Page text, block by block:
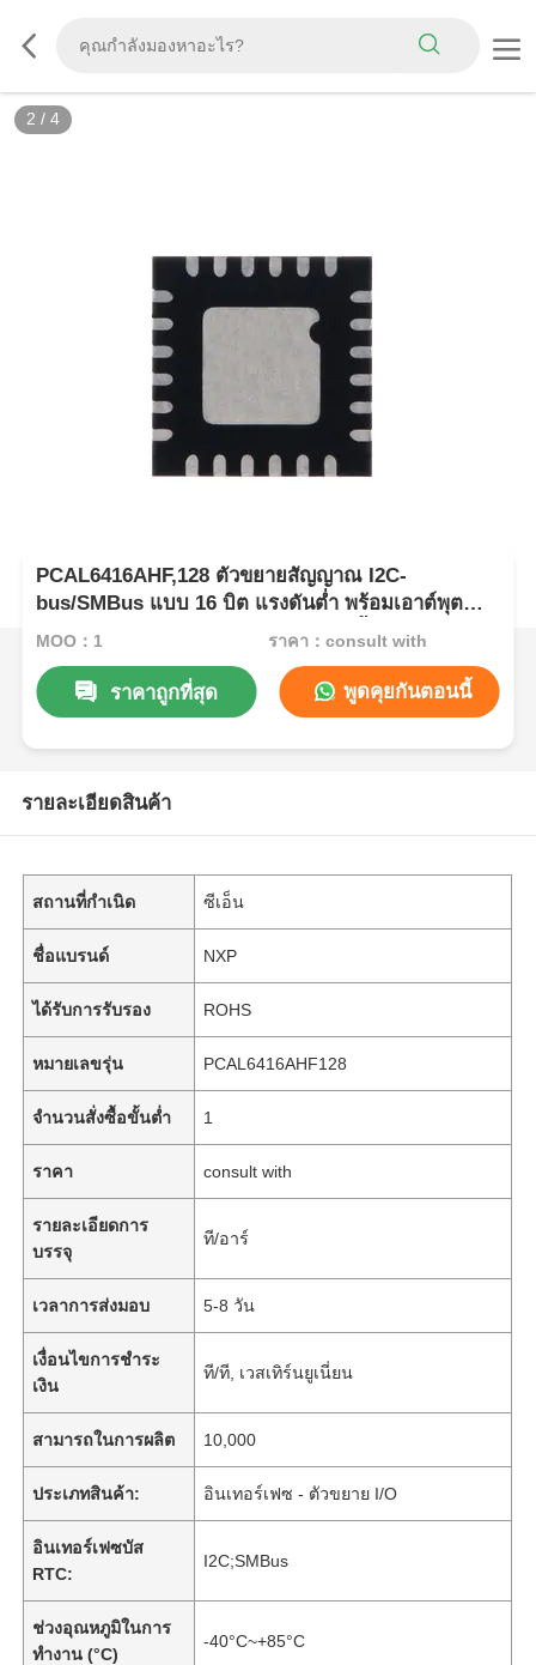
3 / 4
PCAL6416AHF,128 ตัวขยายสัญญาณ I2C-
bus/SMBus แบบ 16 บิต แรงดันต่ำ พร้อมเอาต์พุต
Interrupt, Reset และ Register การตั้งค่า
MOQ：1 ราคา：consult with
ราคาถูกที่สุด พูดคุยกันตอนนี้
รายละเอียดสินค้า
สถานที่กำเนิด ซีเอ็น
ชื่อแบรนด์ NXP
ได้รับการรับรอง ROHS
หมายเลขรุ่น PCAL6416AHF128
จำนวนสั่งซื้อขั้นต่ำ 1
ราคา consult with
รายละเอียดการ
บรรจุ
ที/อาร์
เวลาการส่งมอบ 5-8 วัน
เงื่อนไขการชำระ
เงิน
ที/ที, เวสเทิร์นยูเนี่ยน
สามารถในการผลิต 10,000
ประเภทสินค้า: อินเทอร์เฟซ - ตัวขยาย I/O
อินเทอร์เฟซบัส
RTC:
I2C;SMBus
ช่วงอุณหภูมิในการ
ทำงาน (°C)
-40°C~+85°C